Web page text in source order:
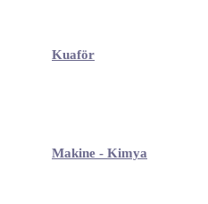
Kuaför
Makine - Kimya